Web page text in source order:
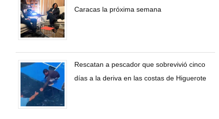
Caracas la próxima semana
Rescatan a pescador que sobrevivió cinco
días a la deriva en las costas de Higuerote